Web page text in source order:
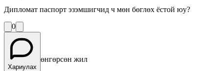
Дипломат паспорт эзэмшигчид ч мөн бөглөх ёстой юу?
0
Хариулах
өнгөрсөн жил